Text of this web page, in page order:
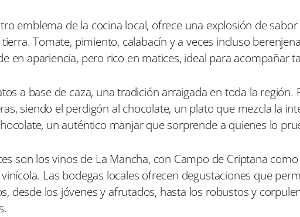
emblema de la cocina local, ofrece una explosión de
Tomate, pimiento, calabacín y a veces incluso
en apariencia, pero rico en matices, ideal para acompañar
a base de caza, una tradición arraigada en toda la región.
siendo el perdigón al chocolate, un plato que mezcla la
un auténtico manjar que sorprende a quienes lo
son los vinos de La Mancha, con Campo de Criptana
Las bodegas locales ofrecen degustaciones que
desde los jóvenes y afrutados, hasta los robustos y